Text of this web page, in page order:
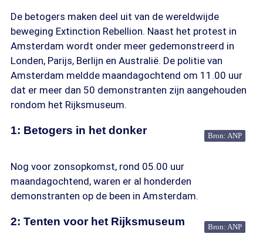
De betogers maken deel uit van de wereldwijde
beweging Extinction Rebellion. Naast het protest in
Amsterdam wordt onder meer gedemonstreerd in
Londen, Parijs, Berlijn en Australië. De politie van
Amsterdam meldde maandagochtend om 11.00 uur
dat er meer dan 50 demonstranten zijn aangehouden
rondom het Rijksmuseum.
1: Betogers in het donker Bron: ANP
Nog voor zonsopkomst, rond 05.00 uur
maandagochtend, waren er al honderden
demonstranten op de been in Amsterdam.
2: Tenten voor het Rijksmuseum Bron: ANP